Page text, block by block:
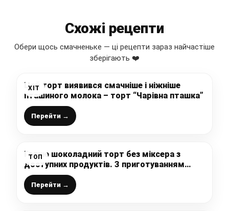
Схожі рецепти
Обери щось смачненьке — ці рецепти зараз найчастіше
зберігають ❤️
ХІТ
Цей торт виявився смачніше і ніжніше
пташиного молока – торт “Чарівна пташка”
Перейти →
ТОП
Готую шоколадний торт без міксера з
доступних продуктів. З приготуванням
впорається кожен
Перейти →